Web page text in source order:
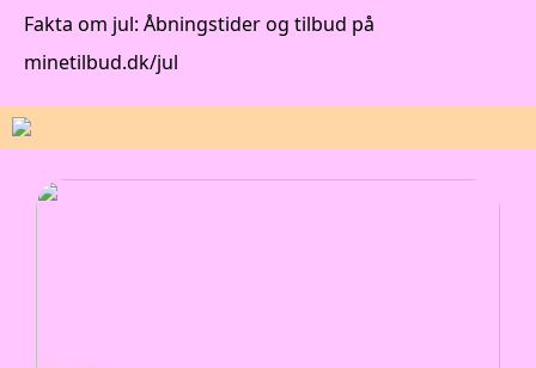
Fakta om jul: Åbningstider og tilbud på
minetilbud.dk/jul